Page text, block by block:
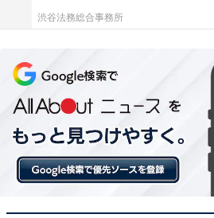
渋谷法務総合事務所